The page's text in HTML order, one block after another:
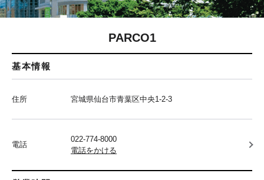
PARCO1
基本情報
住所 宮城県仙台市青葉区中央1-2-3
電話
022-774-8000
電話をかける